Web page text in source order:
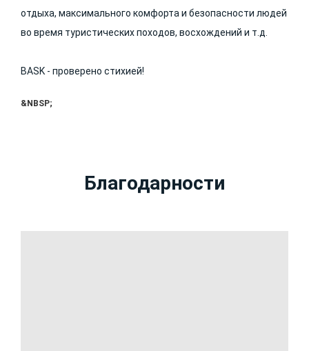
отдыха, максимального комфорта и безопасности людей
во время туристических походов, восхождений и т.д.
BASK - проверено стихией!
&NBSP;
Благодарности